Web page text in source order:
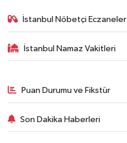
İstanbul Nöbetçi Eczaneler
İstanbul Namaz Vakitleri
Puan Durumu ve Fikstür
Son Dakika Haberleri